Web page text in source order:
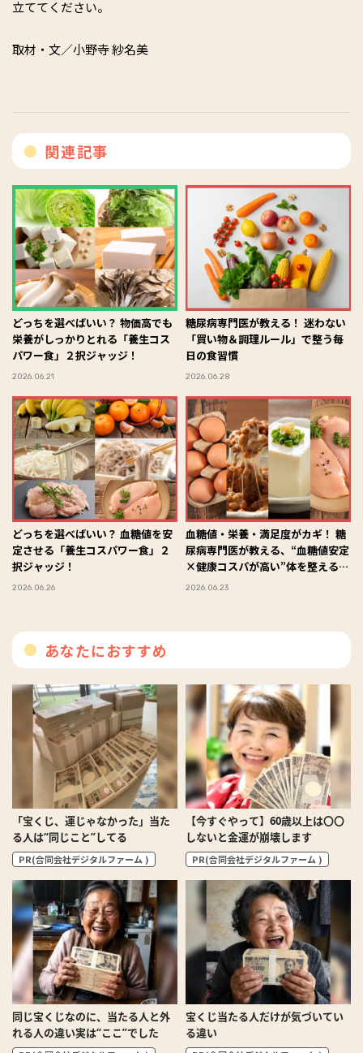
立ててください。
取材・文／小野寺 紗名美
関連記事
どっちを選べばいい？ 物価高でも
栄養がしっかりとれる「養生コス
パワー食」２択ジャッジ！
2026.06.21
糖尿病専門医が教える！ 迷わない
「買い物＆調理ルール」で整う毎
日の食習慣
2026.06.28
どっちを選べばいい？ 血糖値を安
定させる「養生コスパワー食」２
択ジャッジ！
2026.06.26
血糖値・栄養・満足度がカギ！ 糖
尿病専門医が教える、“血糖値安定
×健康コスパが高い”体を整える食
材の選び方
2026.06.23
あなたにおすすめ
「宝くじ、運じゃなかった」当た
る人は“同じこと”してる
PR(合同会社デジタルファーム )
【今すぐやって】60歳以上は〇〇
しないと金運が崩壊します
PR(合同会社デジタルファーム )
同じ宝くじなのに、当たる人と外
れる人の違い実は“ここ”でした
宝くじ当たる人だけが気づいてい
る違い